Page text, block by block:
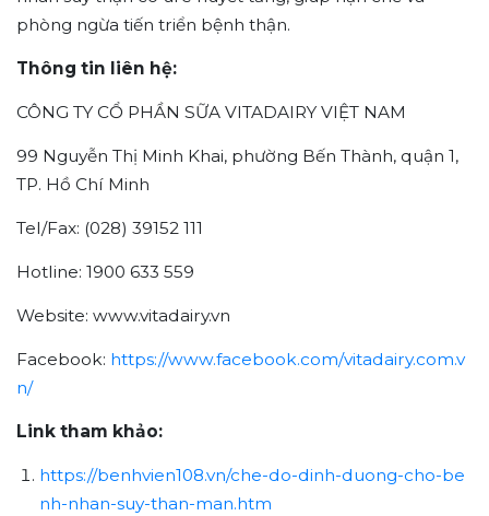
phòng ngừa tiến triển bệnh thận.
Thông tin liên hệ:
CÔNG TY CỔ PHẦN SỮA VITADAIRY VIỆT NAM
99 Nguyễn Thị Minh Khai, phường Bến Thành, quận 1,
TP. Hồ Chí Minh
Tel/Fax: (028) 39152 111
Hotline: 1900 633 559
Website: www.vitadairy.vn
Facebook: https://www.facebook.com/vitadairy.com.v
n/
Link tham khảo:
https://benhvien108.vn/che-do-dinh-duong-cho-be
nh-nhan-suy-than-man.htm